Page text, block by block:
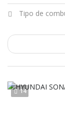
Tipo de
14